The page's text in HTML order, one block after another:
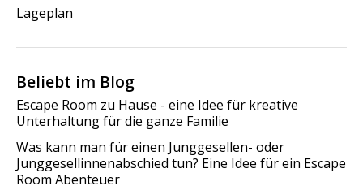
Lageplan
Beliebt im Blog
Escape Room zu Hause - eine Idee für kreative
Unterhaltung für die ganze Familie
Was kann man für einen Junggesellen- oder
Junggesellinnenabschied tun? Eine Idee für ein Escape
Room Abenteuer